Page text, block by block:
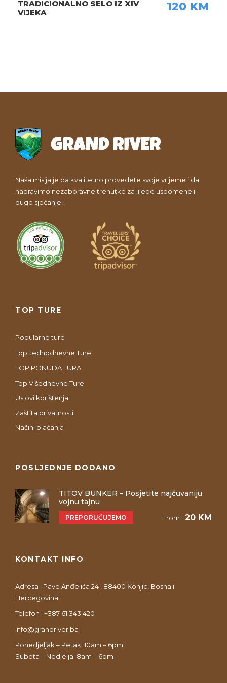
NAPOMENE
ZAŠTO REZERVISATI?
IMAJTE NA UMU:
Fotografije
TRADICIONALNO SELO IZ XIV
VIJEKA
120 KM
Naša misija je da kvalitetno provedete svoje vrijeme i da
napravimo nezaboravne trenutke za lijepe uspomene i
dugo sjećanje!
TOP TURE
Popularne ture
Top Jednodnevne Ture
TOP PONUDA TURA
Top Višednevne Ture
Uslovi korištenja
Zaštita privatnosti
Načini plaćanja
POSLJEDNJE DODANO
TITOV BUNKER – Posjetite najčuvaniju
vojnu tajnu
PREPORUČUJEMO From 20 KM
KONTAKT INFO
Adresa : Pave Anđelića 24 , 88400 Konjic, Bosna i
Hercegovina
Telefon : +387 61 343 420
info@grandriver.ba
Ponedjeljak – Petak: 10am – 6pm
Subota – Nedjelja: 8am – 6pm